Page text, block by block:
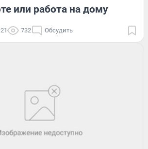
или работа на дому
732 Обсудить